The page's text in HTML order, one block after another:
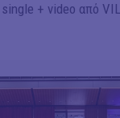
+ video από